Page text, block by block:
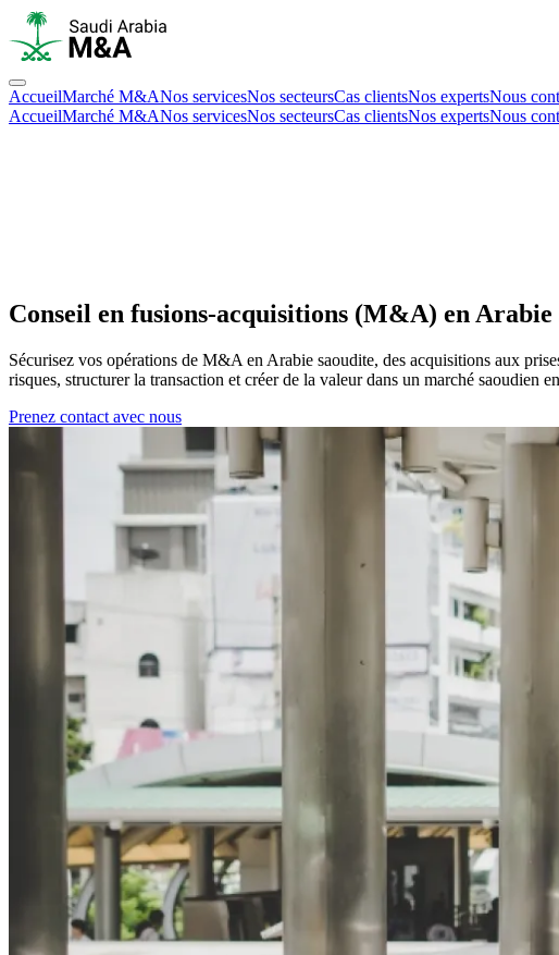
AccueilMarché M&ANos servicesNos secteursCas clientsNos expertsNous
AccueilMarché M&ANos servicesNos secteursCas clientsNos expertsNous
Conseil en fusions-acquisitions (M&A) en Arabie
Sécurisez vos opérations de M&A en Arabie saoudite, des acquisitions aux
risques, structurer la transaction et créer de la valeur dans un marché saoudien
Prenez contact avec nous